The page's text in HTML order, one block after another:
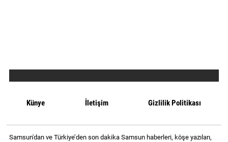
Künye İletişim Gizlilik Politikası
Samsun'dan ve Türkiye’den son dakika Samsun haberleri, köşe yazıları,